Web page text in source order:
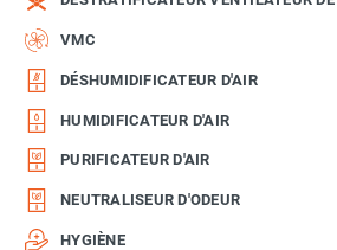
VMC
DÉSHUMIDIFICATEUR D'AIR
HUMIDIFICATEUR D'AIR
PURIFICATEUR D'AIR
NEUTRALISEUR D'ODEUR
HYGIÈNE